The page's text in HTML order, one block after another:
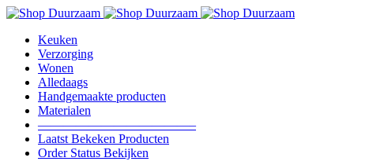
Keuken
Verzorging
Wonen
Alledaags
Handgemaakte producten
Materialen
————————————–
Laatst Bekeken Producten
Order Status Bekijken